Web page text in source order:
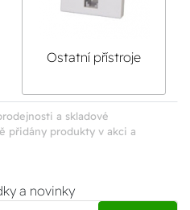
Ostatní přístroje
a skladové
přidány produkty v akci a
a novinky